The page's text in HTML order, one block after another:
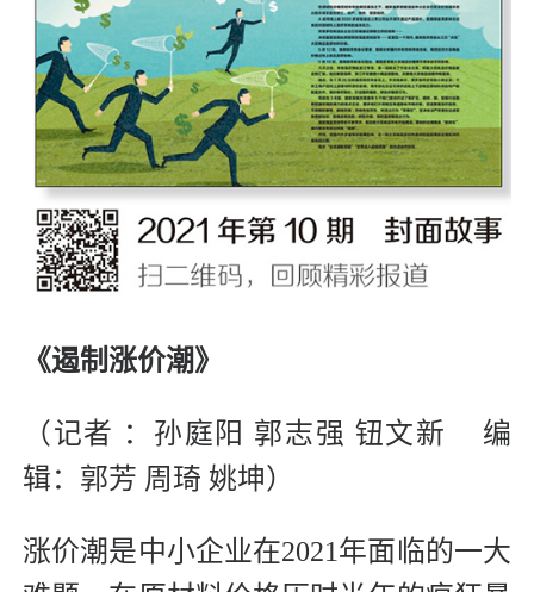
《遏制涨价潮》
（记者 ：孙庭阳 郭志强 钮文新 编
辑：郭芳 周琦 姚坤）
涨价潮是中小企业在2021年面临的一大